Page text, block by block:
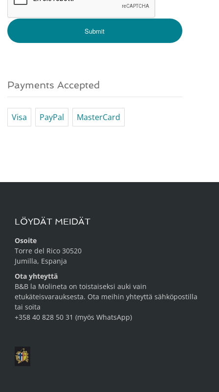
Payments Accepted
Visa PayPal MasterCard
LÖYDÄT MEIDÄT
Osoite
Torre del Rico 30520
Jumilla, Espanja
Ota yhteyttä
B&B la Molineta on toistaiseksi auki vain
etukäteisvarauksesta. Ota meihin yhteyttä sähköpostilla
tai soita
+358 40 828 50 31 (myös WhatsApp)